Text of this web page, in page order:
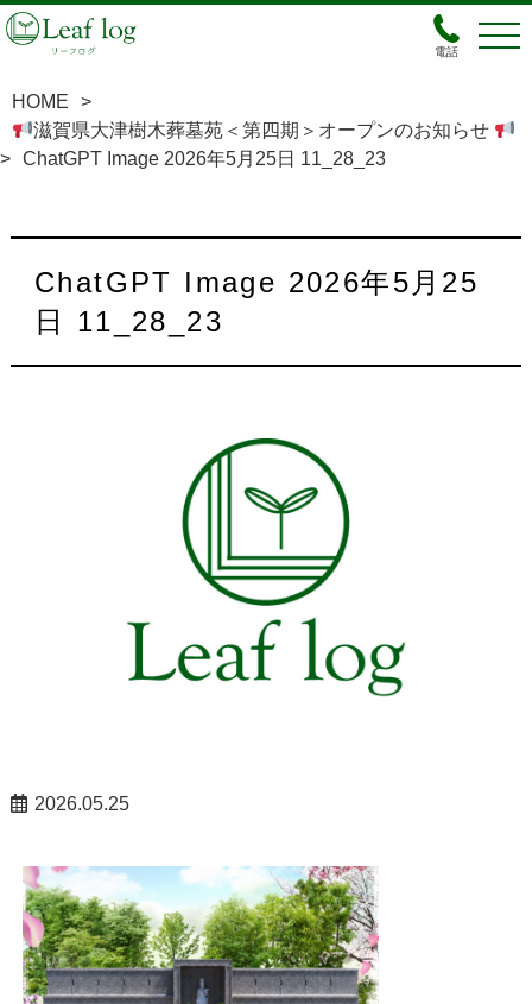
電話
HOME
>
滋賀県大津樹木葬墓苑＜第四期＞オープンのお知らせ
> ChatGPT Image 2026年5月25日 11_28_23
ChatGPT Image 2026年5月25
日 11_28_23
2026.05.25